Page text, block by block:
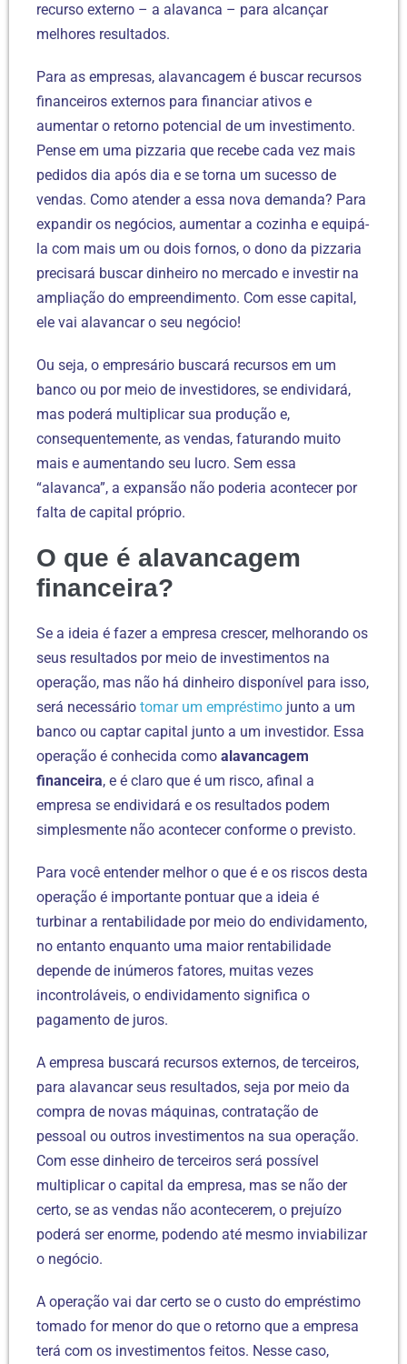
recurso externo – a alavanca – para alcançar
melhores resultados.
Para as empresas, alavancagem é buscar recursos
financeiros externos para financiar ativos e
aumentar o retorno potencial de um investimento.
Pense em uma pizzaria que recebe cada vez mais
pedidos dia após dia e se torna um sucesso de
vendas. Como atender a essa nova demanda? Para
expandir os negócios, aumentar a cozinha e equipá-
la com mais um ou dois fornos, o dono da pizzaria
precisará buscar dinheiro no mercado e investir na
ampliação do empreendimento. Com esse capital,
ele vai alavancar o seu negócio!
Ou seja, o empresário buscará recursos em um
banco ou por meio de investidores, se endividará,
mas poderá multiplicar sua produção e,
consequentemente, as vendas, faturando muito
mais e aumentando seu lucro. Sem essa
“alavanca”, a expansão não poderia acontecer por
falta de capital próprio.
O que é alavancagem
financeira?
Se a ideia é fazer a empresa crescer, melhorando os
seus resultados por meio de investimentos na
operação, mas não há dinheiro disponível para isso,
será necessário tomar um empréstimo junto a um
banco ou captar capital junto a um investidor. Essa
operação é conhecida como alavancagem
financeira, e é claro que é um risco, afinal a
empresa se endividará e os resultados podem
simplesmente não acontecer conforme o previsto.
Para você entender melhor o que é e os riscos desta
operação é importante pontuar que a ideia é
turbinar a rentabilidade por meio do endividamento,
no entanto enquanto uma maior rentabilidade
depende de inúmeros fatores, muitas vezes
incontroláveis, o endividamento significa o
pagamento de juros.
A empresa buscará recursos externos, de terceiros,
para alavancar seus resultados, seja por meio da
compra de novas máquinas, contratação de
pessoal ou outros investimentos na sua operação.
Com esse dinheiro de terceiros será possível
multiplicar o capital da empresa, mas se não der
certo, se as vendas não acontecerem, o prejuízo
poderá ser enorme, podendo até mesmo inviabilizar
o negócio.
A operação vai dar certo se o custo do empréstimo
tomado for menor do que o retorno que a empresa
terá com os investimentos feitos. Nesse caso,